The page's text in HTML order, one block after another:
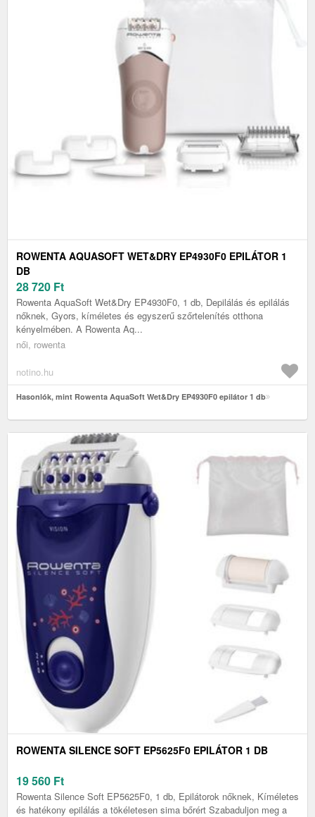
ROWENTA AQUASOFT WET&DRY EP4930F0 EPILÁTOR 1
DB
28 720 Ft
Rowenta AquaSoft Wet&Dry EP4930F0, 1 db, Depilálás és epilálás
nőknek, Gyors, kíméletes és egyszerű szőrtelenítés otthona
kényelmében. A Rowenta Aq...
női, rowenta
notino.hu
Hasonlók, mint Rowenta AquaSoft Wet&Dry EP4930F0 epilátor 1 db
ROWENTA SILENCE SOFT EP5625F0 EPILÁTOR 1 DB
19 560 Ft
Rowenta Silence Soft EP5625F0, 1 db, Epilátorok nőknek, Kíméletes
és hatékony epilálás a tökéletesen sima bőrért Szabaduljon meg a